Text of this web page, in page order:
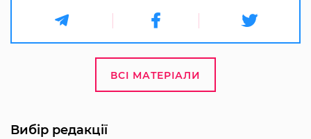
ВСІ МАТЕРІАЛИ
Вибір редакції